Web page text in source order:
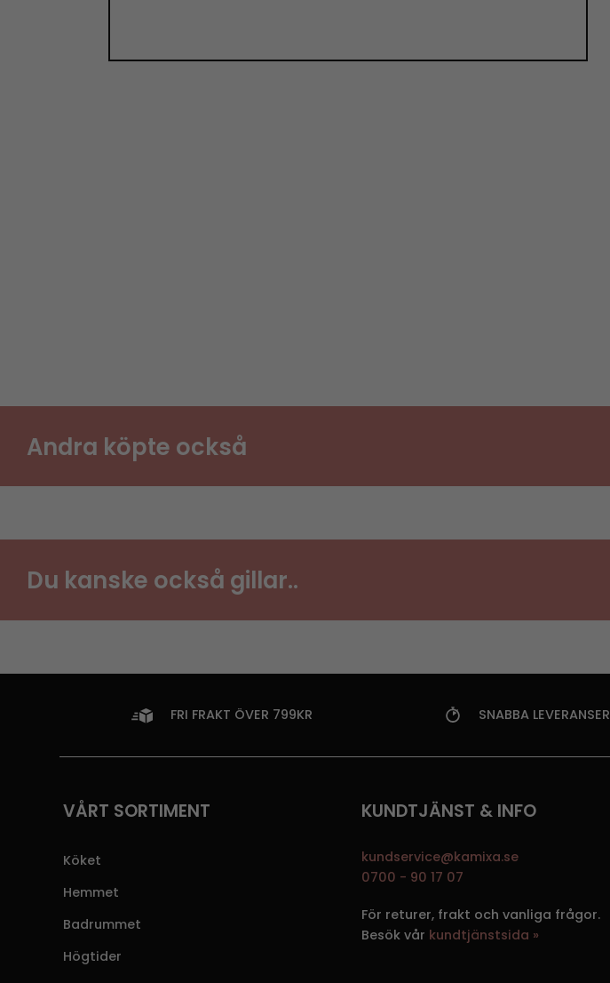
Andra köpte också
Du kanske också gillar..
FRI FRAKT ÖVER 799KR SNABBA LEVERANSER
VÅRT SORTIMENT
Köket
Hemmet
Badrummet
Högtider
KUNDTJÄNST & INFO
kundservice@kamixa.se
0700 - 90 17 07
För returer, frakt och vanliga frågor.
Besök vår kundtjänstsida »